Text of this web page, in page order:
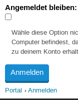
Angemeldet bleiben:
Wähle diese Option
Computer befindest,
zu deinem Konto
Portal Anmelden